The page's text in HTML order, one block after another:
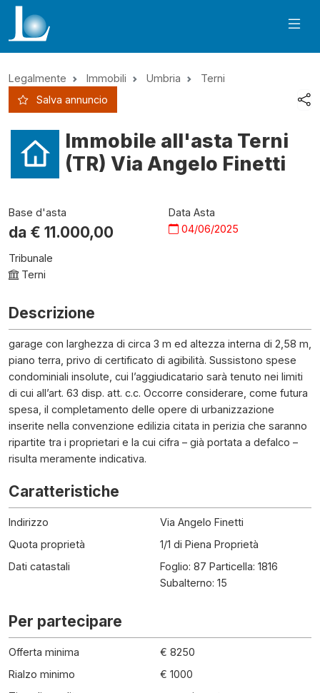
Legalmente Immobili Umbria
Terni
Salva annuncio
Immobile all'asta Terni
(TR) Via Angelo Finetti
Base d'asta
da € 11.000,00
Data Asta
04/06/2025
Tribunale
Terni
Descrizione
garage con larghezza di circa 3 m ed altezza interna di 2,58 m,
piano terra, privo di certificato di agibilità. Sussistono spese
condominiali insolute, cui l’aggiudicatario sarà tenuto nei limiti
di cui all’art. 63 disp. att. c.c. Occorre considerare, come futura
spesa, il completamento delle opere di urbanizzazione
inserite nella convenzione edilizia citata in perizia che saranno
ripartite tra i proprietari e la cui cifra – già portata a defalco –
risulta meramente indicativa.
Caratteristiche
Indirizzo
Via Angelo Finetti
Quota proprietà
1/1 di Piena Proprietà
Dati catastali
Foglio: 87 Particella: 1816
Subalterno: 15
Per partecipare
Offerta minima
€ 8250
Rialzo minimo
€ 1000